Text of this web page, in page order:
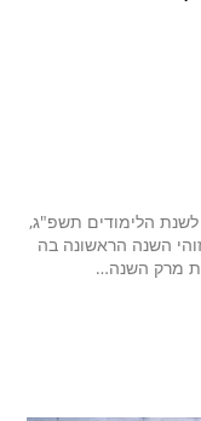
לשנת הלימודים תשפ"ג,
עבור כ- 1,150 מתוכם זוהי השנה הראשונה בה
מרק השנה…